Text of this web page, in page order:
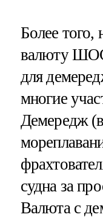
Более
валюту
для
многие
Демередж
судна за
Валюта с